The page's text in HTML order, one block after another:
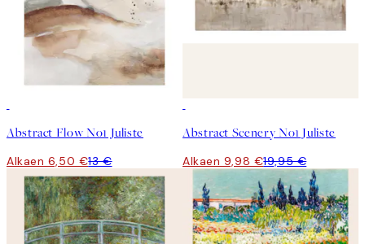
Abstract Flow No1 Juliste
Alkaen 6,50 €13 €
Abstract Scenery No1 Juliste
Alkaen 9,98 €19,95 €